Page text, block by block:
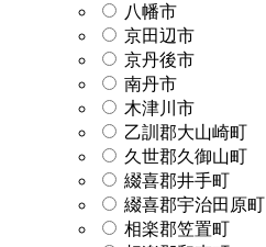
八幡市
京田辺市
京丹後市
南丹市
木津川市
乙訓郡大山崎町
久世郡久御山町
綴喜郡井手町
綴喜郡宇治田原町
相楽郡笠置町